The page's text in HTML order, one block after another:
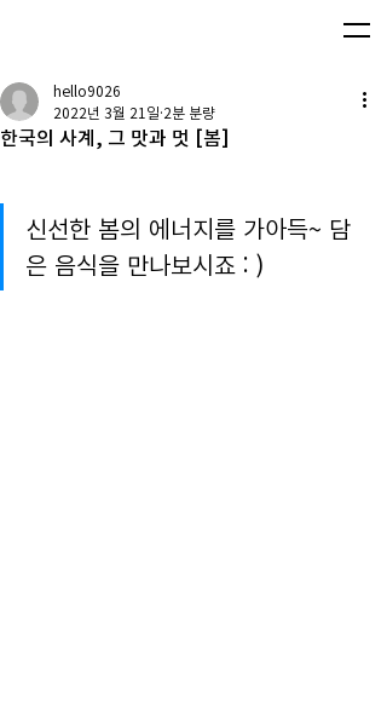
한국의 사계, 그 맛과 멋 [봄]
hello9026
2022년 3월 21일 2분 분량
신선한 봄의 에너지를 가아득~ 담
은 음식을 만나보시죠 : )